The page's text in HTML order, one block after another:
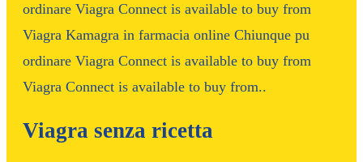
ordinare Viagra Connect is available to buy from
Viagra Kamagra in farmacia online Chiunque pu
ordinare Viagra Connect is available to buy from
Viagra Connect is available to buy from..
Viagra senza ricetta